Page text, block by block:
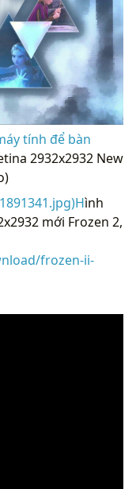
tính để bàn
2932x2932 New
ình
mới Frozen 2,
frozen-ii-